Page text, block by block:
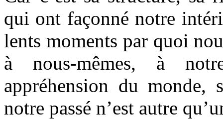
qui ont façonné notre
lents moments par quoi
à nous-mêmes, à
appréhension du monde,
notre passé n’est autre